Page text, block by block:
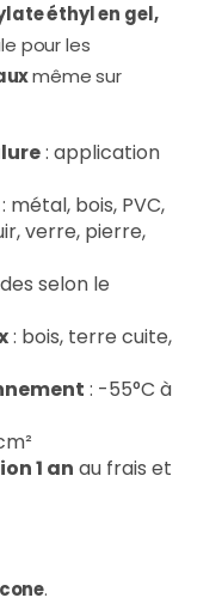
éthyl en gel,
pour les
même sur
: application
métal, bois, PVC,
verre, pierre,
selon le
: bois, terre cuite,
: -55°C à
1 an au frais et
.